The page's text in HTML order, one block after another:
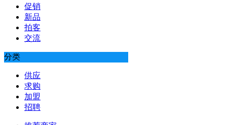
促销
新品
拍客
交流
分类
供应
求购
加盟
招聘